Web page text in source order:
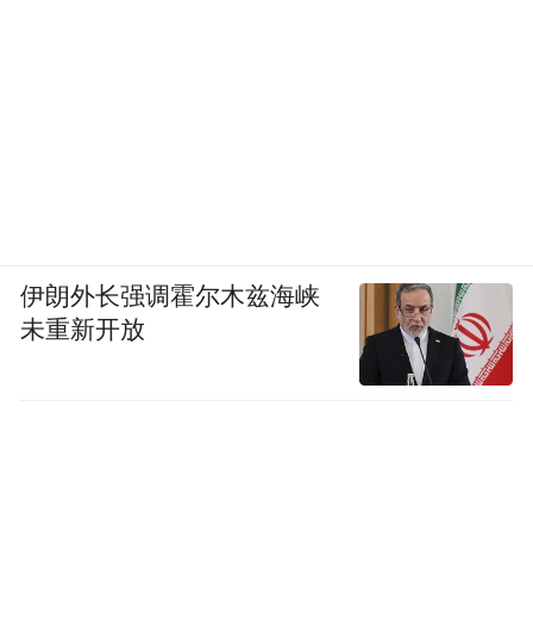
伊朗外长强调霍尔木兹海峡
未重新开放